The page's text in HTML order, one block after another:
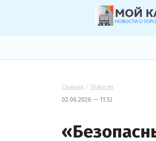
Главная / Новости
02.06.2026 — 11:32